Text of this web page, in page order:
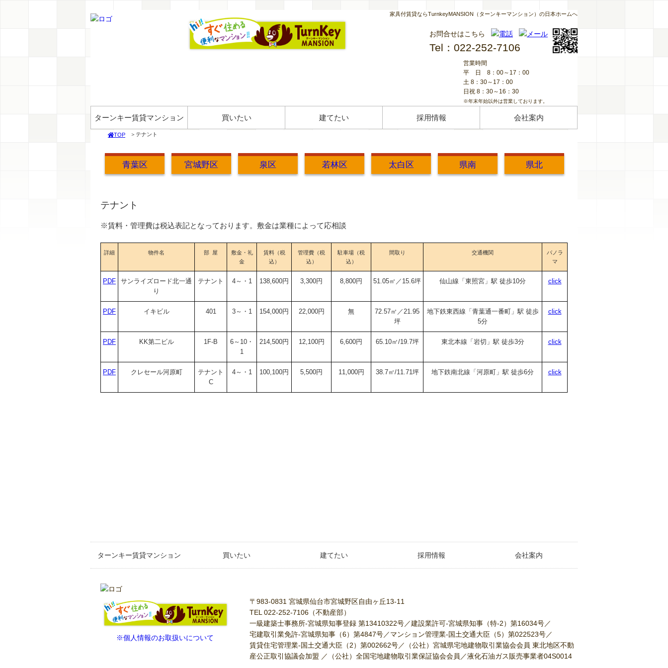
家具付賃貸ならTurnkeyMANSION（ターンキーマンション）の日本ホームへ
お問合せはこちら
Tel：022-252-7106
営業時間
平日 8：00～17：00
土 8：30～17：00
日祝 8：30～16：30
※年末年始以外は営業しております。
ターンキー賃貸マンション 買いたい 建てたい 採用情報 会社案内
TOP テナント
青葉区 宮城野区 泉区 若林区 太白区 県南 県北
テナント
※賃料・管理費は税込表記となっております。敷金は業種によって応相談
詳細 物件名 部 屋
敷金・礼
金
賃料（税
込）
管理費（税
込）
駐車場（税
込）
間取り 交通機関
パノラ
マ
PDF
サンライズロード北一通
り
テナント 4～・1 138,600円 3,300円 8,800円 51.05㎡／15.6坪 仙山線「東照宮」駅 徒歩10分 click
PDF イキビル 401 3～・1 154,000円 22,000円 無
72.57㎡／21.95
坪
地下鉄東西線「青葉通一番町」駅 徒歩
5分
click
PDF KK第二ビル 1F-B
6～10・
1
214,500円 12,100円 6,600円 65.10㎡/19.7坪 東北本線「岩切」駅 徒歩3分 click
PDF クレセール河原町
テナント
C
4～・1 100,100円 5,500円 11,000円 38.7㎡/11.71坪 地下鉄南北線「河原町」駅 徒歩6分 click
ターンキー賃貸マンション 買いたい 建てたい 採用情報 会社案内
※個人情報のお取扱いについて
〒983-0831 宮城県仙台市宮城野区自由ヶ丘13-11
TEL 022-252-7106（不動産部）
一級建築士事務所-宮城県知事登録 第13410322号／建設業許可-宮城県知事（特-2）第16034号／
宅建取引業免許-宮城県知事（6）第4847号／マンション管理業-国土交通大臣（5）第022523号／
賃貸住宅管理業-国土交通大臣（2）第002662号／（公社）宮城県宅地建物取引業協会会員 東北地区不動
産公正取引協議会加盟 ／（公社）全国宅地建物取引業保証協会会員／液化石油ガス販売事業者04S0014